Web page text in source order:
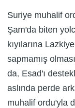
Suriye muhalif
Şam'da biten
kıyılarına
sapmamış
da, Esad'ı
aslında perde
muhalif ordu'yla